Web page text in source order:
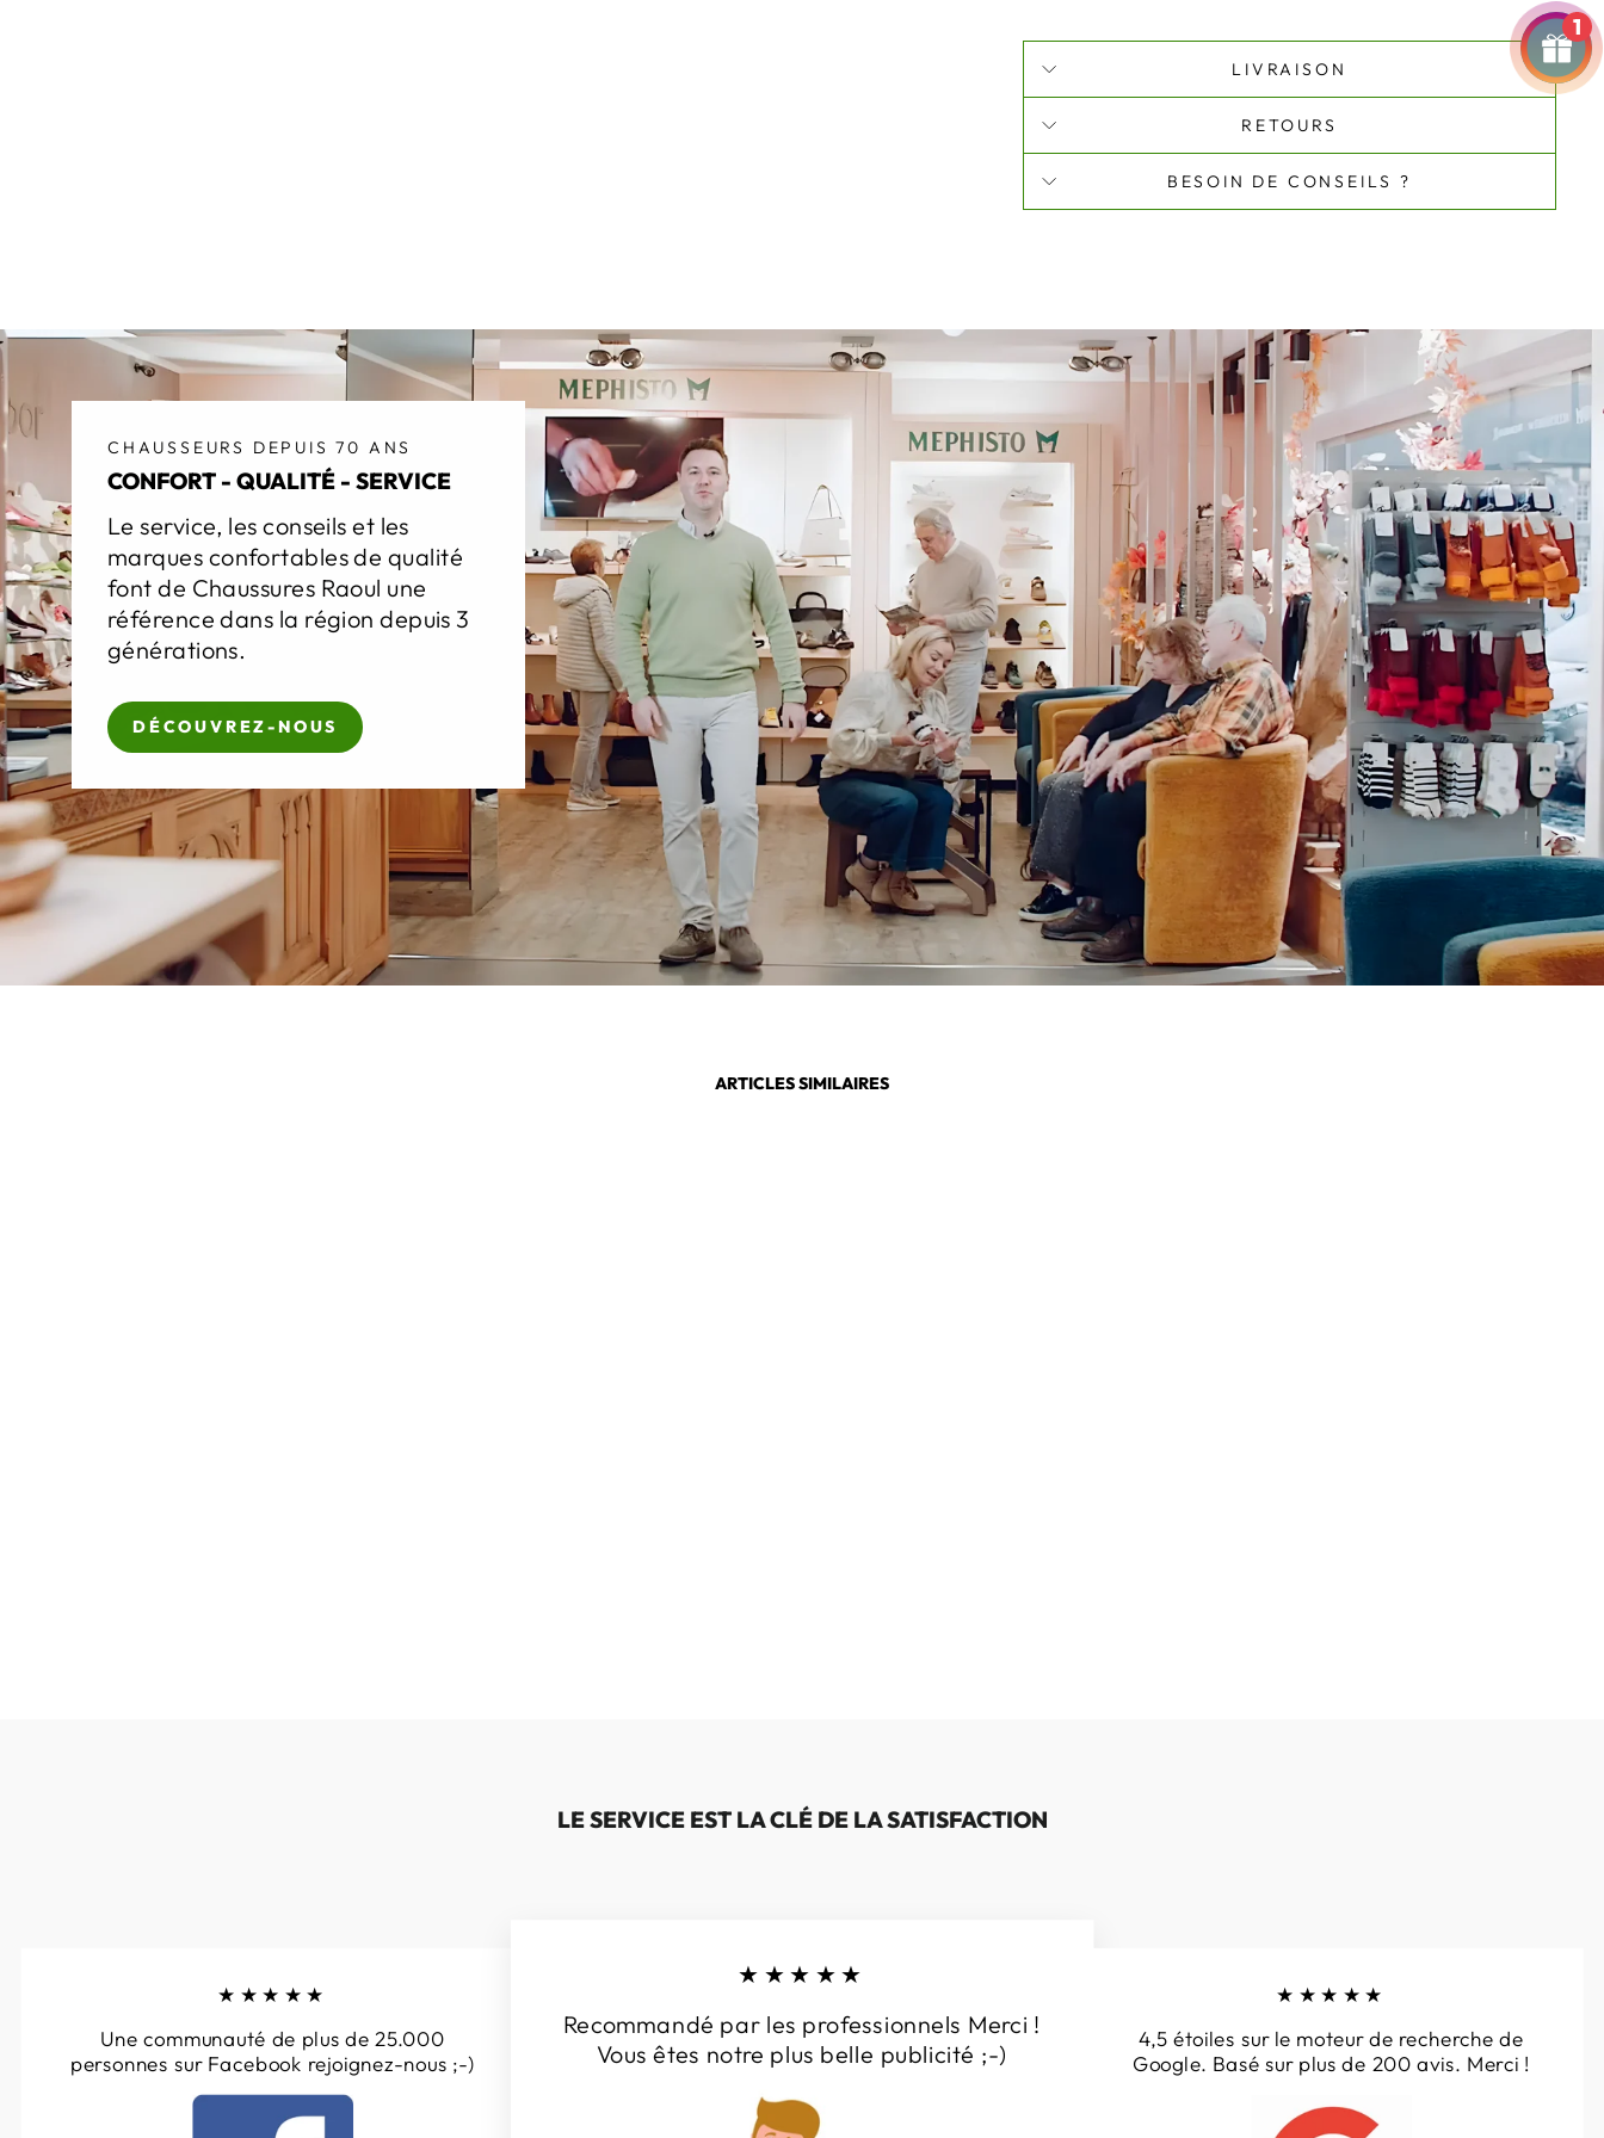
LIVRAISON
RETOURS
BESOIN DE CONSEILS ?
CHAUSSEURS DEPUIS 70 ANS
CONFORT - QUALITÉ - SERVICE
Le service, les conseils et les
marques confortables de qualité
font de Chaussures Raoul une
référence dans la région depuis 3
générations.
DÉCOUVREZ-NOUS
ARTICLES SIMILAIRES
LE SERVICE EST LA CLÉ DE LA SATISFACTION
★★★★★
Une communauté de plus de 25.000
personnes sur Facebook rejoignez-nous ;-)
★★★★★
Recommandé par les professionnels Merci !
Vous êtes notre plus belle publicité ;-)
★★★★★
4,5 étoiles sur le moteur de recherche de
Google. Basé sur plus de 200 avis. Merci !
1